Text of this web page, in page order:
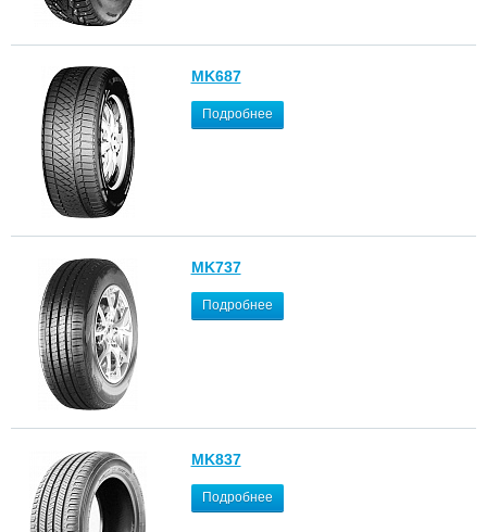
MK687
Подробнее
MK737
Подробнее
MK837
Подробнее